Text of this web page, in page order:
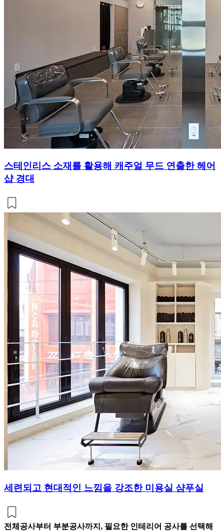
스테인리스 소재를 활용해 캐주얼 무드 연출한 헤어
샵 경대
세련되고 현대적인 느낌을 강조한 미용실 샴푸실
전체공사부터 부분공사까지, 필요한 인테리어 공사를 선택해